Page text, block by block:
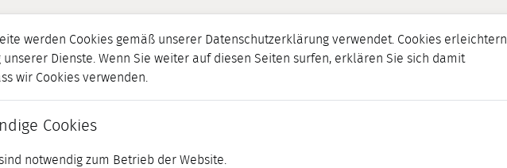
werden Cookies gemäß unserer Datenschutzerklärung verwendet. Cookies erleichtern
Dienste. Wenn Sie weiter auf diesen Seiten surfen, erklären Sie sich damit
wir Cookies verwenden.
Cookies
notwendig zum Betrieb der Website.